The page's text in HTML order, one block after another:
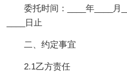
委托时间：____年____月
____日止
二、约定事宜
2.1乙方责任